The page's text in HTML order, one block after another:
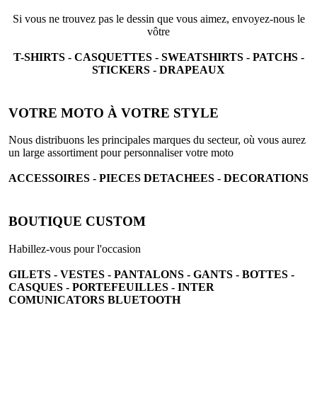
Si vous ne trouvez pas le dessin que vous aimez, envoyez-nous le
vôtre
T-SHIRTS - CASQUETTES - SWEATSHIRTS - PATCHS -
STICKERS - DRAPEAUX
VOTRE MOTO À VOTRE STYLE
Nous distribuons les principales marques du secteur, où vous aurez
un large assortiment pour personnaliser votre moto
ACCESSOIRES - PIECES DETACHEES - DECORATIONS
BOUTIQUE CUSTOM
Habillez-vous pour l'occasion
GILETS - VESTES - PANTALONS - GANTS - BOTTES -
CASQUES - PORTEFEUILLES - INTER
COMUNICATORS BLUETOOTH